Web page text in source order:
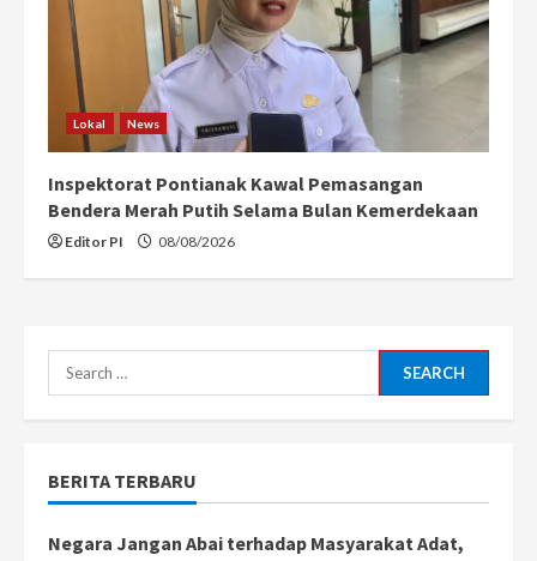
Lokal News
Inspektorat Pontianak Kawal Pemasangan
Bendera Merah Putih Selama Bulan Kemerdekaan
Editor PI 08/08/2026
Search
for:
BERITA TERBARU
Negara Jangan Abai terhadap Masyarakat Adat,